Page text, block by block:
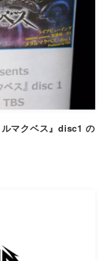
マクベス』disc1 の